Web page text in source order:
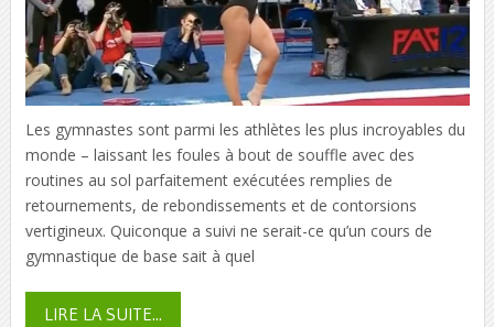
Les gymnastes sont parmi les athlètes les plus incroyables du
monde – laissant les foules à bout de souffle avec des
routines au sol parfaitement exécutées remplies de
retournements, de rebondissements et de contorsions
vertigineux. Quiconque a suivi ne serait-ce qu’un cours de
gymnastique de base sait à quel
LIRE LA SUITE...